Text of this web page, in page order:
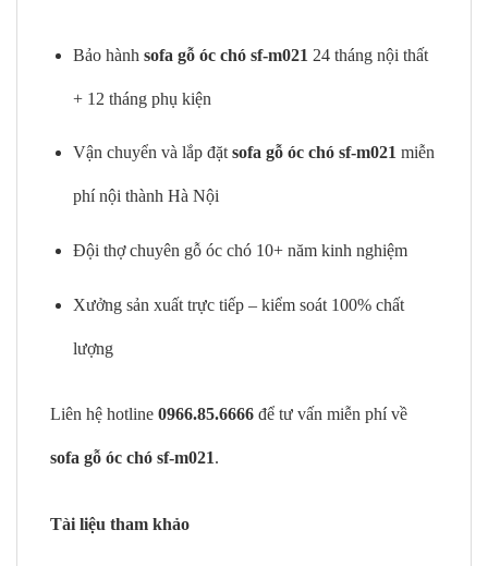
Bảo hành sofa gỗ óc chó sf-m021 24 tháng nội thất
+ 12 tháng phụ kiện
Vận chuyển và lắp đặtsofa gỗ óc chó sf-m021miễn
phí nội thành Hà Nội
Đội thợ chuyên gỗ óc chó 10+ năm kinh nghiệm
Xưởng sản xuất trực tiếp – kiểm soát 100% chất
lượng
Liên hệ hotline 0966.85.6666 để tư vấn miễn phí về
sofa gỗ óc chó sf-m021.
Tài liệu tham khảo